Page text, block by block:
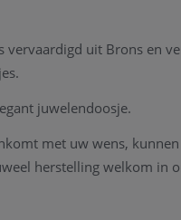
uit Brons en
juwelendoosje.
met uw wens,
herstelling welkom in